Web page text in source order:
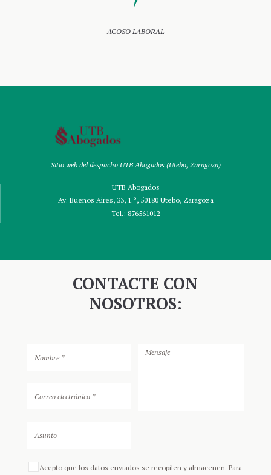
ACOSO LABORAL
Sitio web del despacho UTB Abogados (Utebo, Zaragoza)
UTB Abogados
Av. Buenos Aires, 33, 1.º, 50180 Utebo, Zaragoza
Tel.: 876561012
CONTACTE CON
NOSOTROS:
Acepto que los datos enviados se recopilen y almacenen. Para